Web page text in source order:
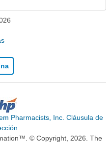
Pharmacists, Inc. Cláusula de
© Copyright, 2026. The